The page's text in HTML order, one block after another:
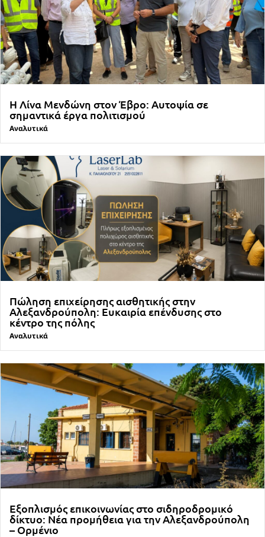
Η Λίνα Μενδώνη στον Έβρο: Αυτοψία σε
σημαντικά έργα πολιτισμού
Αναλυτικά
Πώληση επιχείρησης αισθητικής στην
Αλεξανδρούπολη: Ευκαιρία επένδυσης στο
κέντρο της πόλης
Αναλυτικά
Εξοπλισμός επικοινωνίας στο σιδηροδρομικό
δίκτυο: Νέα προμήθεια για την Αλεξανδρούπολη
– Ορμένιο